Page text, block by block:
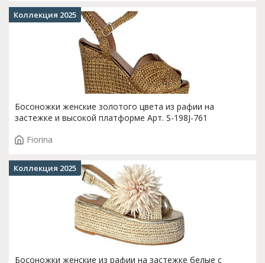
Босоножки женские золотого цвета из рафии на
застежке и высокой платформе Арт. S-198J-761
Fiorina
Коллекция 2025
Босоножки женские из рафии на застежке белые с
Коллекция 2025